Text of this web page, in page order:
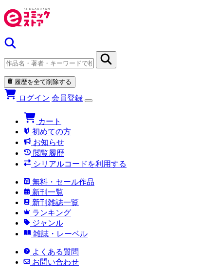
履歴を全て削除する
ログイン 会員登録
カート
初めての方
お知らせ
閲覧履歴
シリアルコードを利用する
無料・セール作品
新刊一覧
新刊雑誌一覧
ランキング
ジャンル
雑誌・レーベル
よくある質問
お問い合わせ